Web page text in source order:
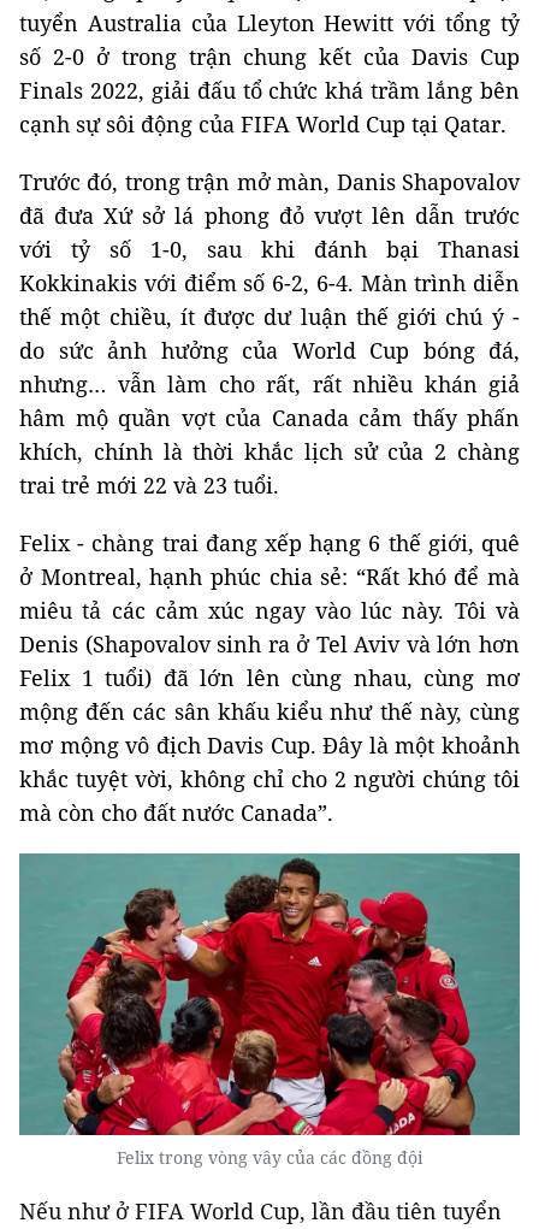
tuyển Australia của Lleyton Hewitt với tổng tỷ
số 2-0 ở trong trận chung kết của Davis Cup
Finals 2022, giải đấu tổ chức khá trầm lắng bên
cạnh sự sôi động của FIFA World Cup tại Qatar.
Trước đó, trong trận mở màn, Danis Shapovalov
đã đưa Xứ sở lá phong đỏ vượt lên dẫn trước
với tỷ số 1-0, sau khi đánh bại Thanasi
Kokkinakis với điểm số 6-2, 6-4. Màn trình diễn
thế một chiều, ít được dư luận thế giới chú ý -
do sức ảnh hưởng của World Cup bóng đá,
nhưng… vẫn làm cho rất, rất nhiều khán giả
hâm mộ quần vợt của Canada cảm thấy phấn
khích, chính là thời khắc lịch sử của 2 chàng
trai trẻ mới 22 và 23 tuổi.
Felix - chàng trai đang xếp hạng 6 thế giới, quê
ở Montreal, hạnh phúc chia sẻ: “Rất khó để mà
miêu tả các cảm xúc ngay vào lúc này. Tôi và
Denis (Shapovalov sinh ra ở Tel Aviv và lớn hơn
Felix 1 tuổi) đã lớn lên cùng nhau, cùng mơ
mộng đến các sân khấu kiểu như thế này, cùng
mơ mộng vô địch Davis Cup. Đây là một khoảnh
khắc tuyệt vời, không chỉ cho 2 người chúng tôi
mà còn cho đất nước Canada”.
Felix trong vòng vây của các đồng đội
Nếu như ở FIFA World Cup, lần đầu tiên tuyển